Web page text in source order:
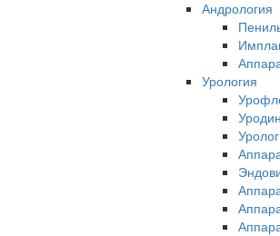
Андрология
Урология